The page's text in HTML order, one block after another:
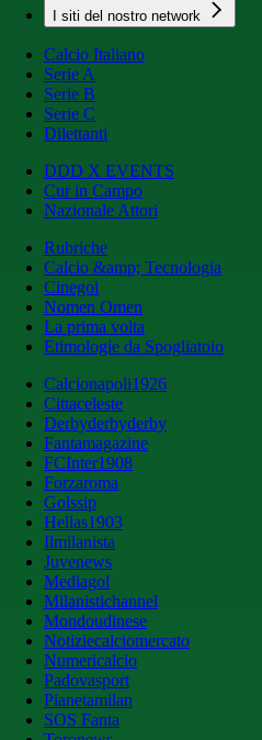
I siti del nostro network
Calcio Italiano
Serie A
Serie B
Serie C
Dilettanti
DDD X EVENTS
Cur in Campo
Nazionale Attori
Rubriche
Calcio &amp; Tecnologia
Cinegol
Nomen Omen
La prima volta
Etimologie da Spogliatoio
Calcionapoli1926
Cittaceleste
Derbyderbyderby
Fantamagazine
FCInter1908
Forzaroma
Golssip
Hellas1903
Ilmilanista
Juvenews
Mediagol
Milanistichannel
Mondoudinese
Notiziecalciomercato
Numericalcio
Padovasport
Pianetamilan
SOS Fanta